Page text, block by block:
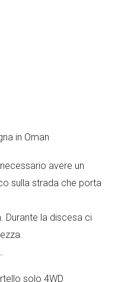
avere un
sulla strada che porta
Durante la discesa ci